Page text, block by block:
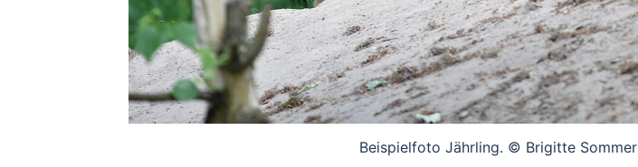
Beispielfoto Jährling. © Brigitte Sommer